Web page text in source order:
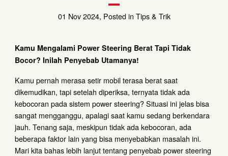
01 Nov 2024, Posted in Tips & Trik
Kamu Mengalami Power Steering Berat Tapi Tidak
Bocor? Inilah Penyebab Utamanya!
Kamu pernah merasa setir mobil terasa berat saat
dikemudikan, tapi setelah diperiksa, ternyata tidak ada
kebocoran pada sistem power steering? Situasi ini jelas bisa
sangat mengganggu, apalagi saat kamu sedang berkendara
jauh. Tenang saja, meskipun tidak ada kebocoran, ada
beberapa faktor lain yang bisa menyebabkan masalah ini.
Mari kita bahas lebih lanjut tentang penyebab power steering